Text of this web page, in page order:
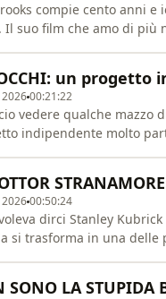
compie cento anni
Il suo film che amo di più
pen
un progetto
00:21:22
vedere qualche mazzo
indipendente molto
dell
00:50:24
dirci Stanley
si trasforma in una
oggi a rid
SONO LA